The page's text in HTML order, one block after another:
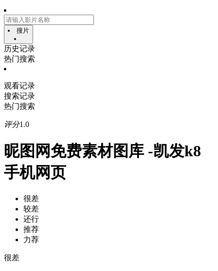
搜片
历史记录
热门搜索
观看记录
搜索记录
热门搜索
评分1.0
昵图网免费素材图库 -凯发k8
手机网页
很差
较差
还行
推荐
力荐
很差